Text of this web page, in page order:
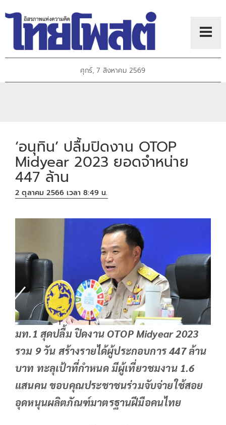
ศุกร์, 7 สิงหาคม 2569
‘อนุทิน’ ปลื้มปิดงาน OTOP
Midyear 2023 ยอดจำหน่าย
447 ล้าน
2 ตุลาคม 2566 เวลา 8:49 น.
มท.1 สุดปลื้ม ปิดงาน OTOP Midyear 2023
รวม 9 วัน สร้างรายได้ผู้ประกอบการ 447 ล้าน
บาท ทะลุเป้าที่กำหนด มีผู้เที่ยวชมงาน 1.6
แสนคน ขอบคุณประชาชนร่วมจับจ่ายใช้สอย
อุดหนุนผลิตภัณฑ์มาตรฐานฝีมือคนไทย